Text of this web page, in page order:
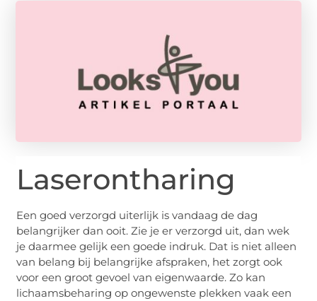
Laserontharing
Een goed verzorgd uiterlijk is vandaag de dag
belangrijker dan ooit. Zie je er verzorgd uit, dan wek
je daarmee gelijk een goede indruk. Dat is niet alleen
van belang bij belangrijke afspraken, het zorgt ook
voor een groot gevoel van eigenwaarde. Zo kan
lichaamsbeharing op ongewenste plekken vaak een